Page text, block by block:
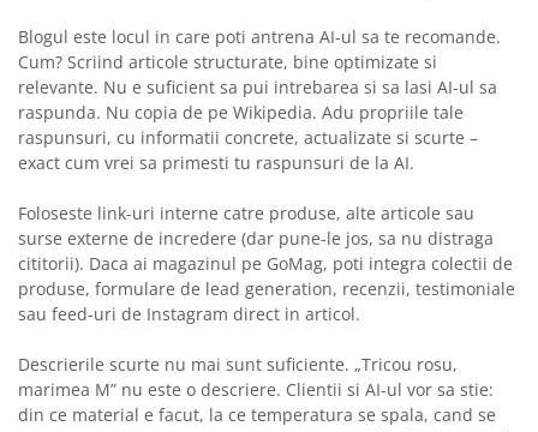
Blogul este locul in care poti antrena AI-ul sa te recomande.
Cum? Scriind articole structurate, bine optimizate si
relevante. Nu e suficient sa pui intrebarea si sa lasi AI-ul sa
raspunda. Nu copia de pe Wikipedia. Adu propriile tale
raspunsuri, cu informatii concrete, actualizate si scurte –
exact cum vrei sa primesti tu raspunsuri de la AI.
Foloseste link-uri interne catre produse, alte articole sau
surse externe de incredere (dar pune-le jos, sa nu distraga
cititorii). Daca ai magazinul pe GoMag, poti integra colectii de
produse, formulare de lead generation, recenzii, testimoniale
sau feed-uri de Instagram direct in articol.
Descrierile scurte nu mai sunt suficiente. „Tricou rosu,
marimea M” nu este o descriere. Clientii si AI-ul vor sa stie:
din ce material e facut, la ce temperatura se spala, cand se